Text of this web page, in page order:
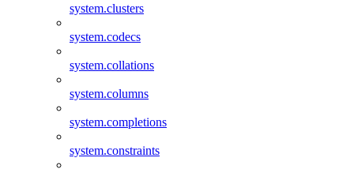
system.clusters
system.codecs
system.collations
system.columns
system.completions
system.constraints